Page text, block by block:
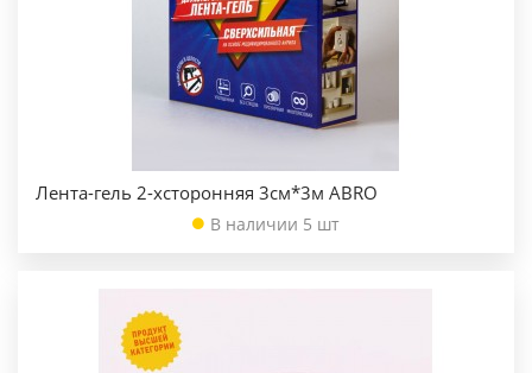
Лента-гель 2-хсторонняя 3см*3м ABRO
В наличии 5 шт